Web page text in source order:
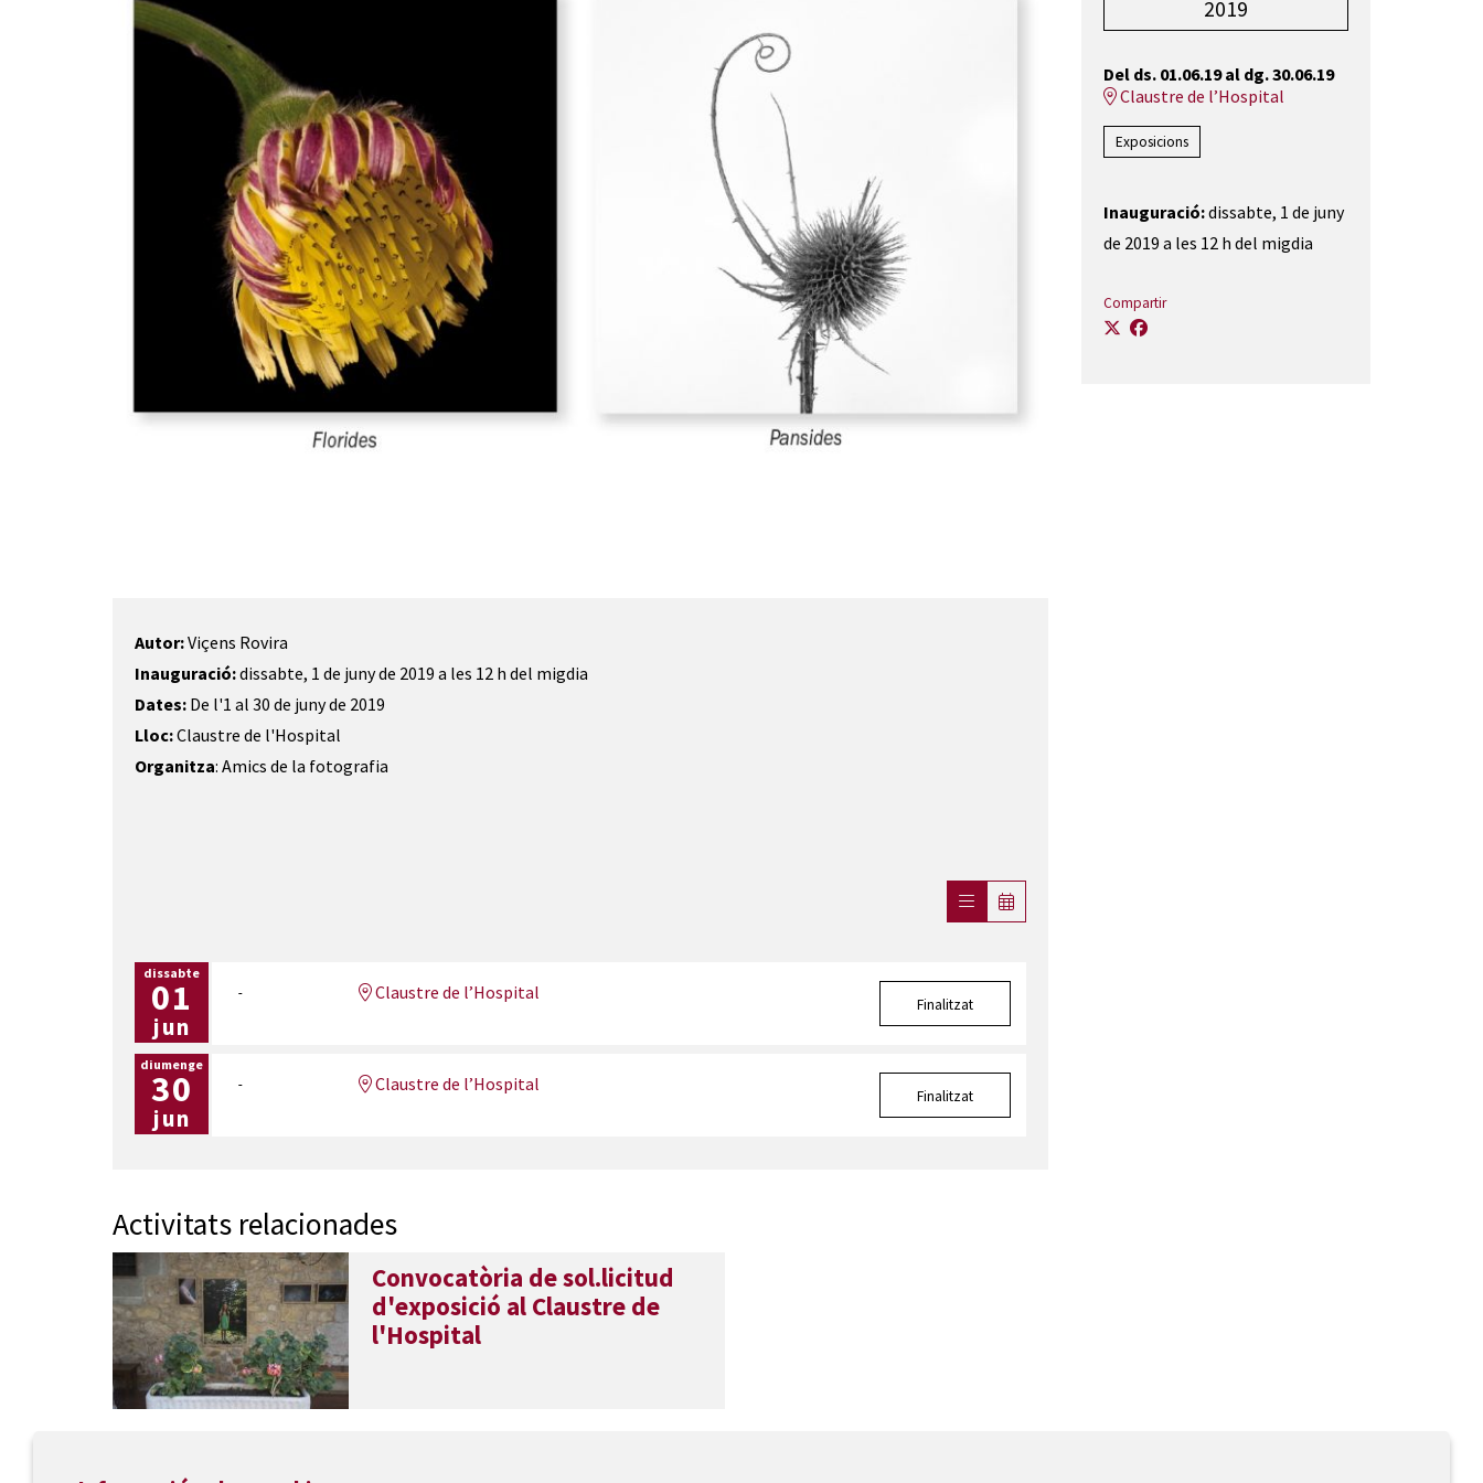
Autor:Viçens Rovira
Inauguració:dissabte, 1 de juny de 2019 a les 12 h del migdia
Dates: De l'1 al 30 de juny de 2019
Lloc:Claustre de l'Hospital
Organitza: Amics de la fotografia
dissabte
01
jun
Claustre de l’Hospital
Finalitzat
diumenge
30
jun
Claustre de l’Hospital
Finalitzat
2019
Del ds. 01.06.19al dg. 30.06.19
Claustre de l’Hospital
Exposicions
Inauguració:dissabte, 1 de juny
de 2019 a les 12 h del migdia
Compartir
Activitats relacionades
Convocatòria de sol.licitud
d'exposició al Claustre de
l'Hospital